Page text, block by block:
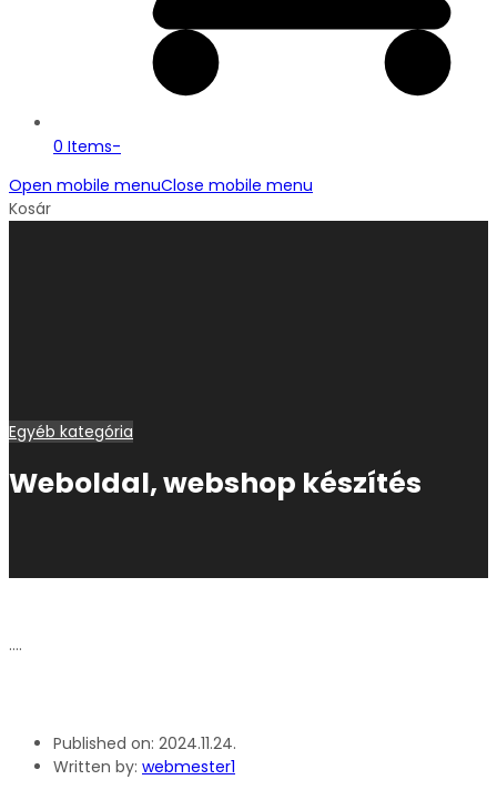
0 Items-
Open mobile menuClose mobile menu
Kosár
Egyéb kategória
Weboldal, webshop készítés
….
Published on: 2024.11.24.
Written by: webmester1